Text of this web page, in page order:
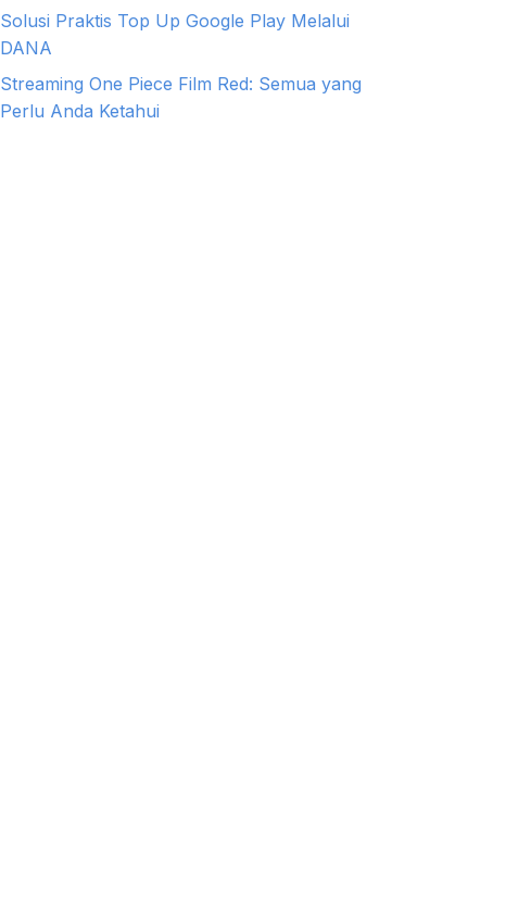
Solusi Praktis Top Up Google Play Melalui
DANA
Streaming One Piece Film Red: Semua yang
Perlu Anda Ketahui